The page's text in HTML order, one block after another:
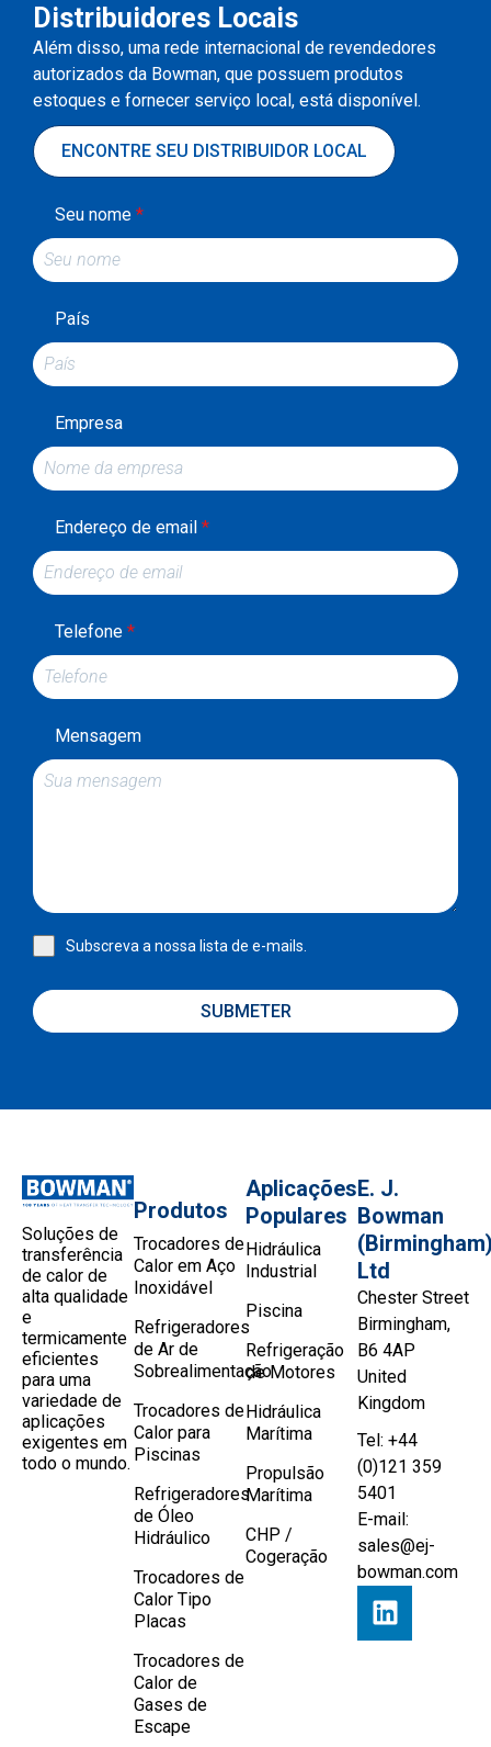
Distribuidores Locais
Além disso, uma rede internacional de revendedores
autorizados da Bowman, que possuem produtos
estoques e fornecer serviço local, está disponível.
ENCONTRE SEU DISTRIBUIDOR LOCAL
Seu nome *
País
Empresa
Endereço de email *
Telefone *
Mensagem
Subscreva a nossa lista de e-mails.
SUBMETER
Soluções de
transferência
de calor de
alta qualidade
e
termicamente
eficientes
para uma
variedade de
aplicações
exigentes em
todo o mundo.
Produtos
Trocadores de
Calor em Aço
Inoxidável
Refrigeradores
de Ar de
Sobrealimentação
Trocadores de
Calor para
Piscinas
Refrigeradores
de Óleo
Hidráulico
Trocadores de
Calor Tipo
Placas
Trocadores de
Calor de
Gases de
Escape
Aplicações
Populares
Hidráulica
Industrial
Piscina
Refrigeração
de Motores
Hidráulica
Marítima
Propulsão
Marítima
CHP /
Cogeração
E. J.
Bowman
Ltd
Chester Street
Birmingham,
B6 4AP
United
Kingdom
Tel: +44
(0)121 359
5401
E-mail:
sales@ej-
bowman.com